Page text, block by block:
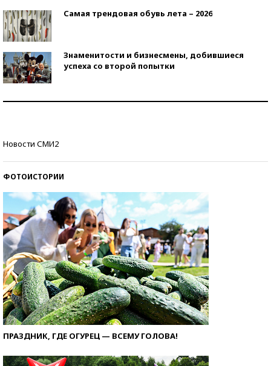
Самая трендовая обувь лета – 2026
Знаменитости и бизнесмены, добившиеся
успеха со второй попытки
Новости СМИ2
ФОТОИСТОРИИ
ПРАЗДНИК, ГДЕ ОГУРЕЦ — ВСЕМУ ГОЛОВА!